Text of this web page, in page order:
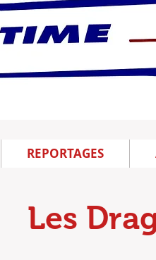
REPORTAGES
Les